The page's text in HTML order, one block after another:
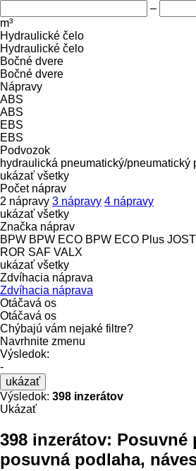
–
m³
Hydraulické čelo
Hydraulické čelo
Bočné dvere
Bočné dvere
Nápravy
ABS
ABS
EBS
EBS
Podvozok
hydraulická pneumatický/pneumatický
ukázať všetky
Počet náprav
2 nápravy 3 nápravy 4 nápravy
ukázať všetky
Značka náprav
BPW BPW ECO BPW ECO Plus JOST
ROR SAF VALX
ukázať všetky
Zdvíhacia náprava
Zdvíhacia náprava
Otáčavá os
Otáčavá os
Chýbajú vám nejaké filtre?
Navrhnite zmenu
Výsledok:
-
ukázať
Výsledok: 398 inzerátov
Ukázať
398 inzerátov: Posuvné
posuvná podlaha,